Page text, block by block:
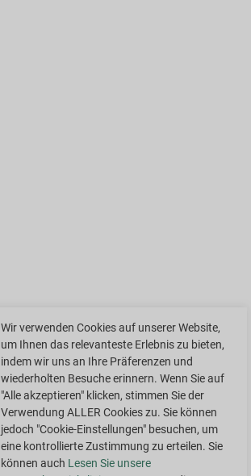
Wir verwenden Cookies auf unserer Website,
um Ihnen das relevanteste Erlebnis zu bieten,
indem wir uns an Ihre Präferenzen und
wiederholten Besuche erinnern. Wenn Sie auf
"Alle akzeptieren" klicken, stimmen Sie der
Verwendung ALLER Cookies zu. Sie können
jedoch "Cookie-Einstellungen" besuchen, um
eine kontrollierte Zustimmung zu erteilen. Sie
können auch Lesen Sie unsere